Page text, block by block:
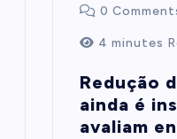
0
4 minutes
Redução
ainda é
avaliam